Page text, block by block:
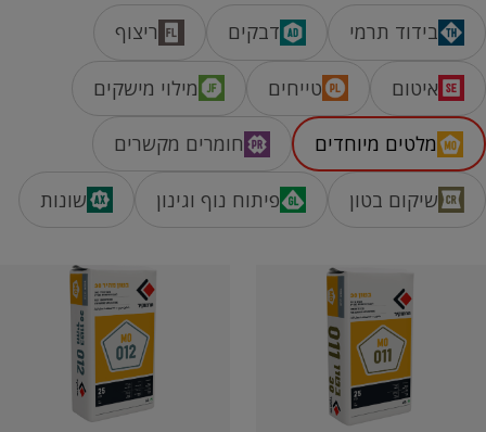
בידוד תרמי דבקים ריצוף
איטום טייחים מילוי מישקים
מלטים מיוחדים חומרים מקשרים
שיקום בטון פיתוח נוף וגינון שונות